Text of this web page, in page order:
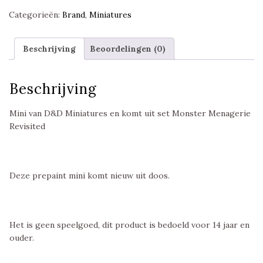
Revisited,
Miniatures
aantal
Categorieën: Brand, Miniatures
Beschrijving Beoordelingen (0)
Beschrijving
Mini van D&D Miniatures en komt uit set Monster Menagerie
Revisited
Deze prepaint mini komt nieuw uit doos.
Het is geen speelgoed, dit product is bedoeld voor 14 jaar en
ouder.